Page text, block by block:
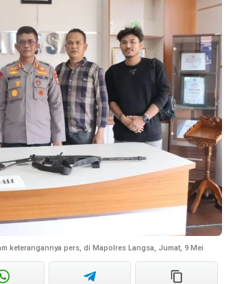
keterangannya pers, di Mapolres Langsa, Jumat, 9 Mei